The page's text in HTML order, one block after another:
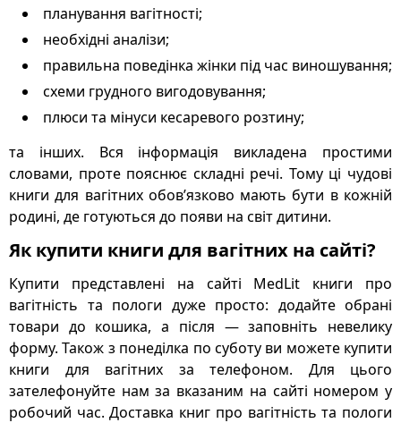
планування вагітності;
необхідні аналізи;
правильна поведінка жінки під час виношування;
схеми грудного вигодовування;
плюси та мінуси кесаревого розтину;
та інших. Вся інформація викладена простими
словами, проте пояснює складні речі. Тому ці чудові
книги для вагітних обов’язково мають бути в кожній
родині, де готуються до появи на світ дитини.
Як купити книги для вагітних на сайті?
Купити представлені на сайті MedLit книги про
вагітність та пологи дуже просто: додайте обрані
товари до кошика, а після — заповніть невелику
форму. Також з понеділка по суботу ви можете купити
книги для вагітних за телефоном. Для цього
зателефонуйте нам за вказаним на сайті номером у
робочий час. Доставка книг про вагітність та пологи